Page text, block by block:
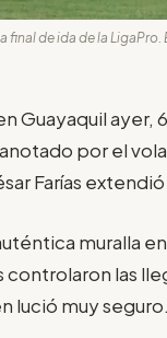
final de ida de la
Guayaquil ayer,
por el
Farías extendió
muralla
las
lució muy seguro.